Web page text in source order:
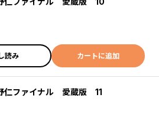
読み カートに追加
仁ファイナル 愛蔵版 11